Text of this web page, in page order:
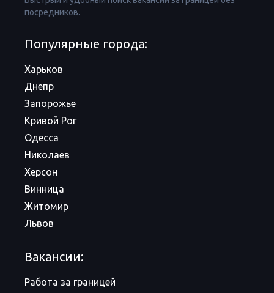
посредников.
Популярные города:
Харьков
Днепр
Запорожье
Кривой Рог
Одесса
Николаев
Херсон
Винница
Житомир
Львов
Вакансии:
Работа за границей